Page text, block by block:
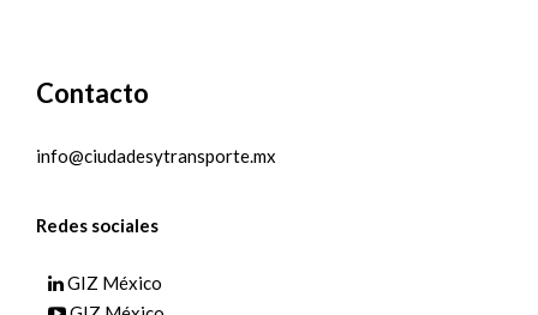
Contacto
info@ciudadesytransporte.mx
Redes sociales
GIZ México